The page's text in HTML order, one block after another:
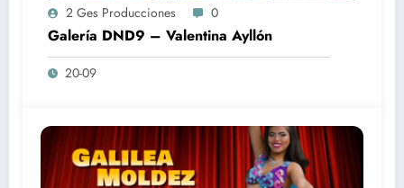
2 Ges Producciones 0
Galería DND9 – Valentina Ayllón
20-09